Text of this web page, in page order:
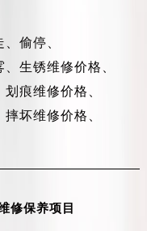
偷停、
生锈维修价格、
划痕维修价格、
摔坏维修价格、
修保养项目